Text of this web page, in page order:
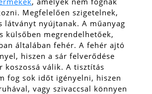
Megfelelően szigetelnek,
látványt nyújtanak. A műanyag
külsőben megrendelhetőek,
általában fehér. A fehér ajtó
hiszen a sár felverődése
koszossá válik. A tisztítás
fog sok időt igényelni, hiszen
vagy szivaccsal könnyen